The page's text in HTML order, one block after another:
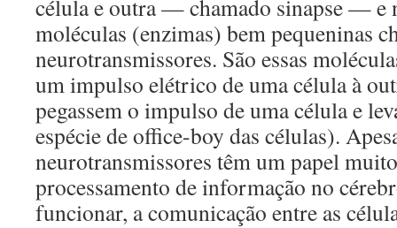
célula e outra — chamado sinapse — e
moléculas (enzimas) bem pequeninas
neurotransmissores. São essas
um impulso elétrico de uma célula à
pegassem o impulso de uma célula e
espécie de office-boy das células).
neurotransmissores têm um papel
processamento de informação no
funcionar, a comunicação entre as